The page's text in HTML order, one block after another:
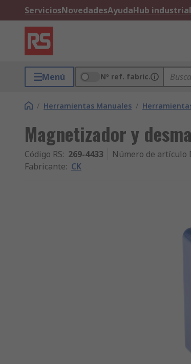
ServiciosNovedadesAyudaHub industrial
Menú Nº ref. fabric.
/ Herramientas Manuales /
Magnetizador y
Código RS: 269-4433 Número de artículo
Fabricante: CK